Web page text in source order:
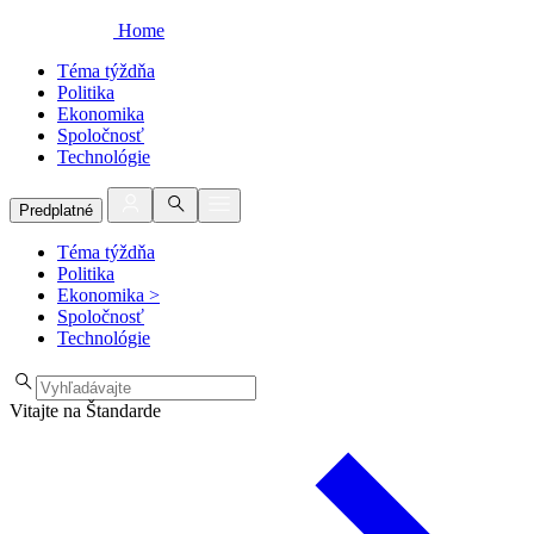
Home
Téma týždňa
Politika
Ekonomika
Spoločnosť
Technológie
Predplatné
Téma týždňa
Politika
Ekonomika >
Spoločnosť
Technológie
Vitajte na Štandarde